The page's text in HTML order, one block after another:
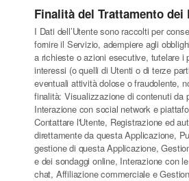
Finalità del Trattamento dei
I Dati dell’Utente sono raccolti per
fornire il Servizio, adempiere agli
a richieste o azioni esecutive, tutelare i
interessi (o quelli di Utenti o di terze
eventuali attività dolose o fraudolente,
finalità: Visualizzazione di contenuti da
Interazione con social network e
Contattare l'Utente, Registrazione ed
direttamente da questa Applicazione,
gestione di questa Applicazione,
e dei sondaggi online, Interazione con
chat, Affiliazione commerciale e